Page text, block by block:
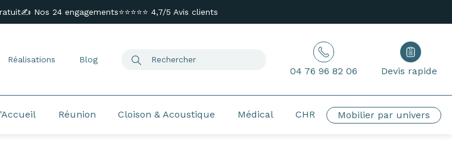
✍️ Nos 24 engagements⭐⭐⭐⭐⭐ 4,7/5 Avis clients
Réalisations Blog
04 76 96 82 06 Devis rapide
Réunion Cloison & Acoustique Médical CHR Mobilier par univers